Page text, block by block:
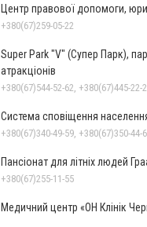
Центр правової допомоги,
+380(67)259-05-22
Super Park "V" (Супер Парк),
атракціонів
Система сповіщення
+380(67)340-49-59, +380(67)350-44-
Пансіонат для літніх людей
+380(67)255-11-55
Медичний центр «ОН Клінік